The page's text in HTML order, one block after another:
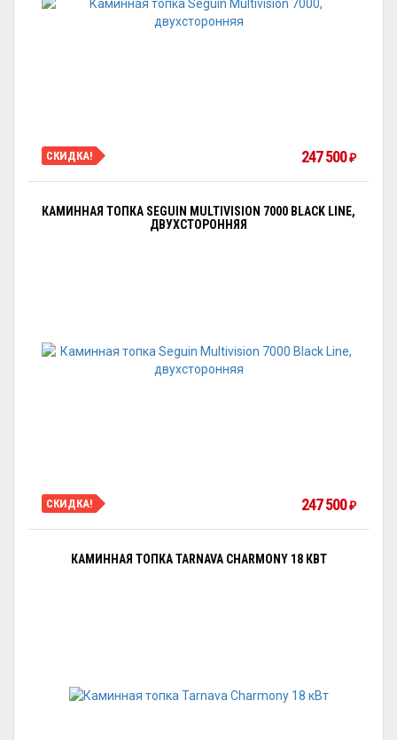
СКИДКА! 247 500 ₽
КАМИННАЯ ТОПКА SEGUIN MULTIVISION 7000 BLACK LINE,
ДВУХСТОРОННЯЯ
СКИДКА! 247 500 ₽
КАМИННАЯ ТОПКА TARNAVA CHARMONY 18 КВТ